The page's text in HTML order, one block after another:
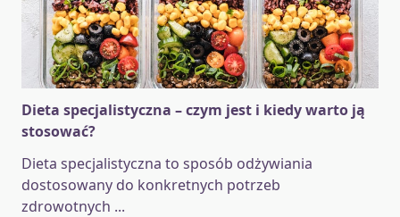
Dieta specjalistyczna – czym jest i kiedy warto ją
stosować?
Dieta specjalistyczna to sposób odżywiania
dostosowany do konkretnych potrzeb
zdrowotnych ...